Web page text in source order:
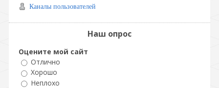
Каналы пользователей
Наш опрос
Оцените мой сайт
Отлично
Хорошо
Неплохо